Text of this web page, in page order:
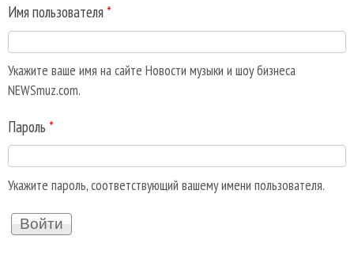
Имя пользователя *
Укажите ваше имя на сайте Новости музыки и шоу бизнеса
NEWSmuz.com.
Пароль *
Укажите пароль, соответствующий вашему имени пользователя.